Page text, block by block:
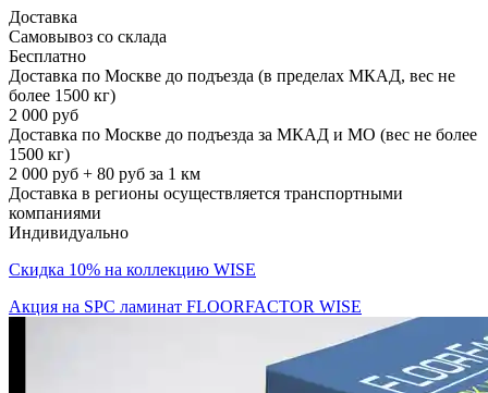
Доставка
Самовывоз со склада
Бесплатно
Доставка по Москве до подъезда (в пределах МКАД, вес не
более 1500 кг)
2 000 руб
Доставка по Москве до подъезда за МКАД и МО (вес не более
1500 кг)
2 000 руб + 80 руб за 1 км
Доставка в регионы осуществляется транспортными
компаниями
Индивидуально
Скидка 10% на коллекцию WISE
Акция на SPC ламинат FLOORFACTOR WISE